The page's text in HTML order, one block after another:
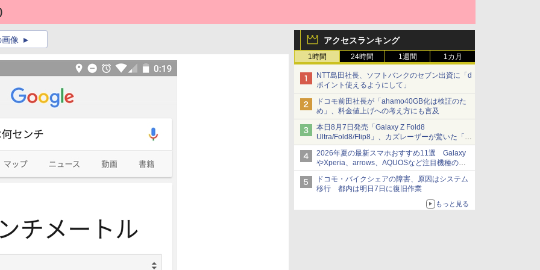
アクセスランキング
1時間 24時間 1週間 1カ月
NTT島田社長、ソフトバンクのセブン出資に「d
ポイント使えるようにして」
ドコモ前田社長が「ahamo40GB化は検証のた
め」、料金値上げへの考え方にも言及
本日8月7日発売「Galaxy Z Fold8
Ultra/Fold8/Flip8」、カズレーザーが驚いた「そ
ば屋のメニュー並みの薄さ」
2026年夏の最新スマホおすすめ11選 Galaxy
やXperia、arrows、AQUOSなど注目機種の特
徴は
ドコモ・バイクシェアの障害、原因はシステム
移行 都内は明日7日に復旧作業
もっと見る
像